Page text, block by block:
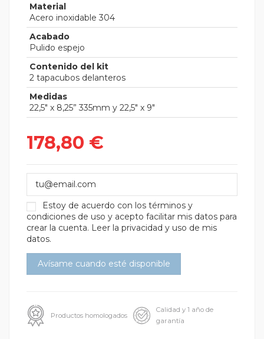
Material
Acero inoxidable 304
Acabado
Pulido espejo
Contenido del kit
2 tapacubos delanteros
Medidas
22,5" x 8,25” 335mm y 22,5" x 9"
178,80 €
Estoy de acuerdo con los términos y
condiciones de uso y acepto facilitar mis datos para
crear la cuenta. Leer la privacidad y uso de mis
datos.
Productos homologados
Calidad y 1 año de
garantía